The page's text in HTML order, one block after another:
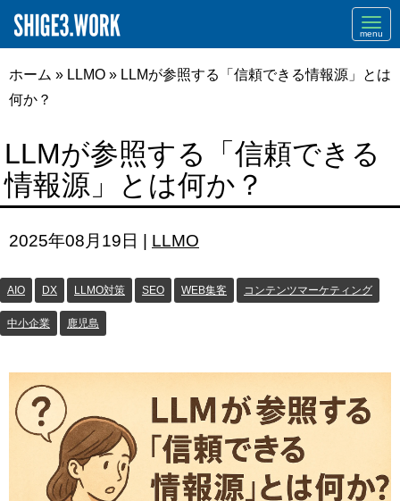
ホーム » LLMO » LLMが参照する「信頼できる情報源」とは
何か？
LLMが参照する「信頼できる
情報源」とは何か？
2025年08月19日 LLMO
AIO DX LLMO対策 SEO WEB集客 コンテンツマーケティング
中小企業 鹿児島